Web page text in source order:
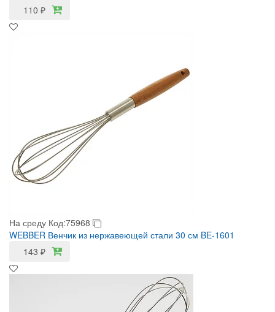
110 ₽
На среду Код:75968
WEBBER Венчик из нержавеющей стали 30 см BE-1601
143 ₽